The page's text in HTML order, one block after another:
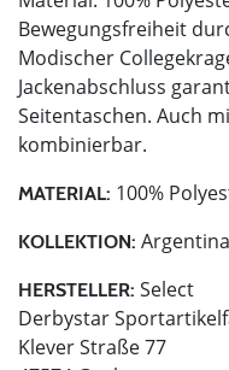
Bewegungsfreiheit
Modischer
Jackenabschluss
Seitentaschen. Auch
kombinierbar.
MATERIAL: 100%
KOLLEKTION: Argentina
HERSTELLER: Select
Derbystar
Klever Straße 77